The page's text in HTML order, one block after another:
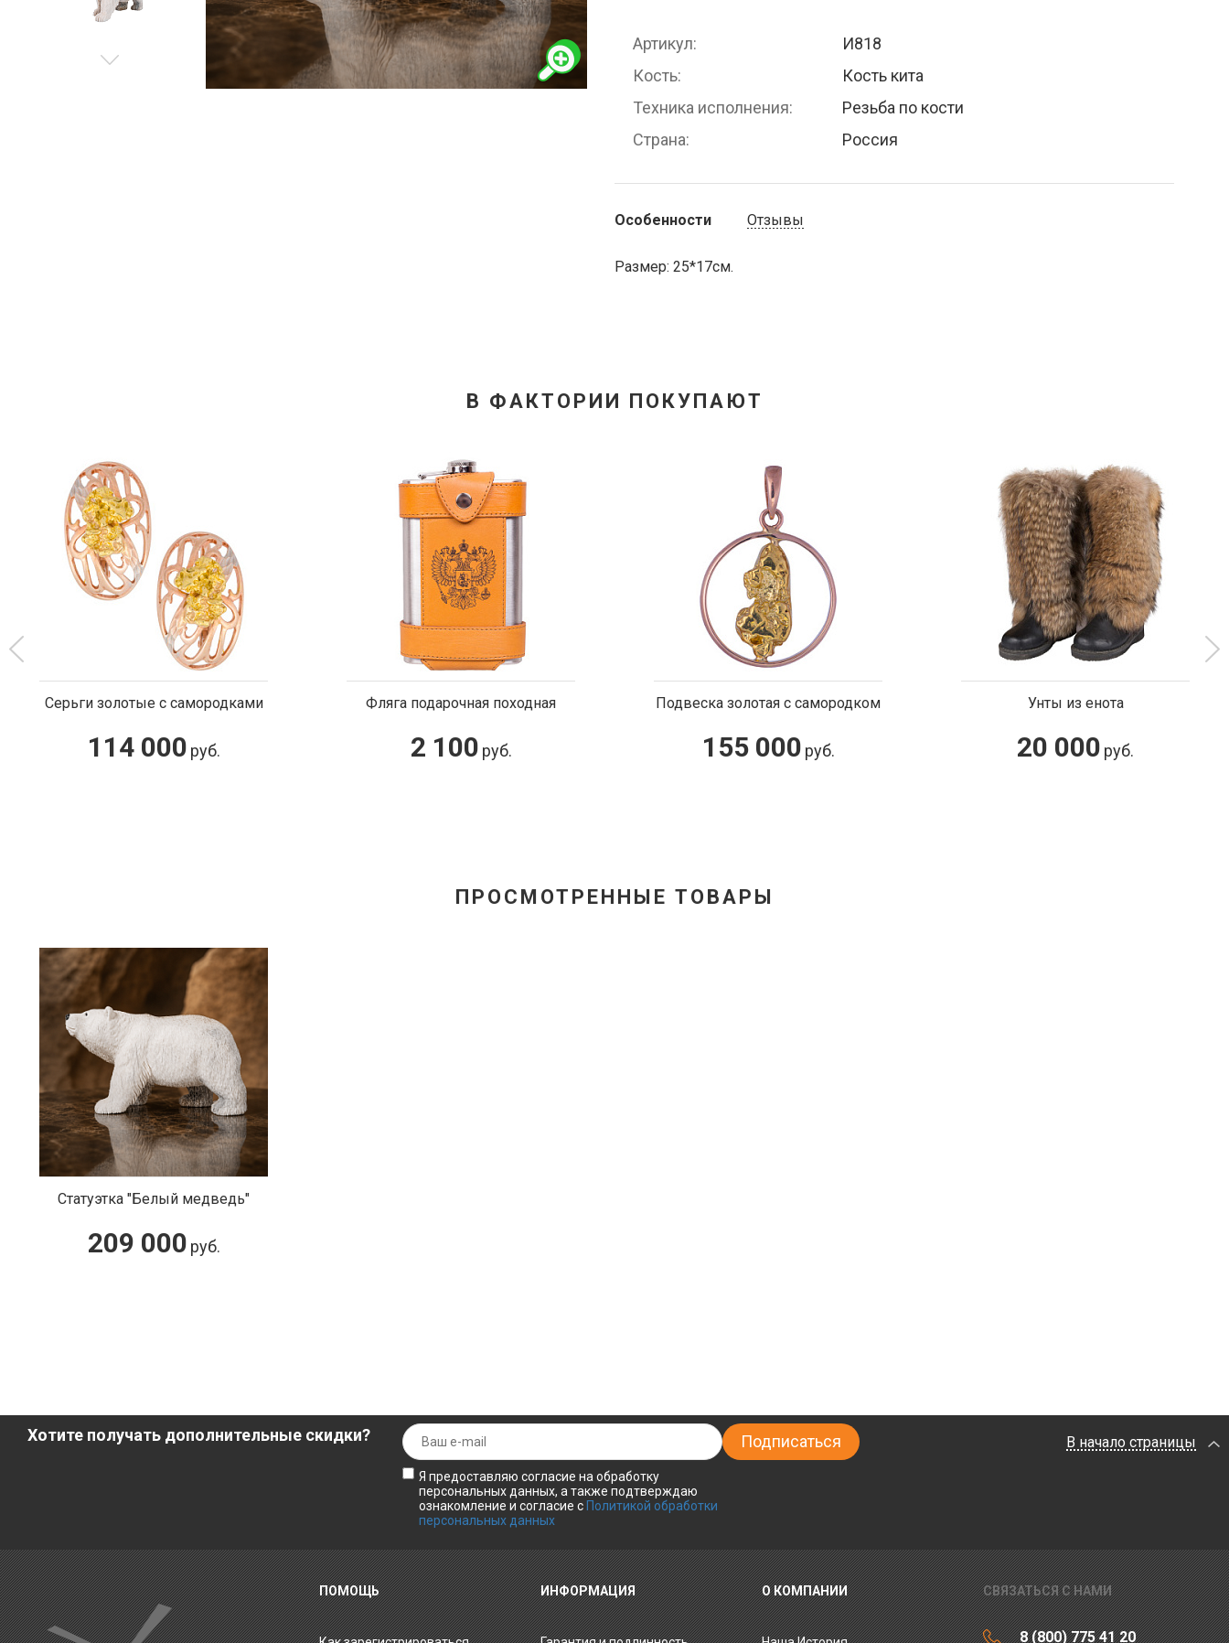
Артикул
И818
Кость
Кость кита
Техника исполнения
Резьба по кости
Страна
Россия
Особенности Отзывы
Размер: 25*17см.
В ФАКТОРИИ ПОКУПАЮТ
Фляга подарочная походная
2 100
Подвеска золотая с самородком
155 000
Унты из енота
20 000
Серьги золотые с
96 000
ПРОСМОТРЕННЫЕ ТОВАРЫ
Статуэтка "Белый медведь"
209 000 руб.
Хотите получать дополнительные скидки?
Я предоставляю согласие на обработку
персональных данных, а также подтверждаю
ознакомление и согласие с Политикой обработки
персональных данных
В начало страницы
ПОМОЩЬ ИНФОРМАЦИЯ О КОМПАНИИ СВЯЗАТЬСЯ С НАМИ
8 (800) 775 41 20